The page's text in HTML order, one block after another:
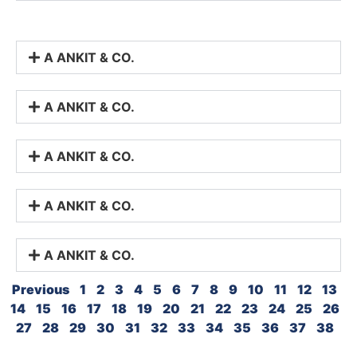
A ANKIT & CO.
A ANKIT & CO.
A ANKIT & CO.
A ANKIT & CO.
A ANKIT & CO.
Previous 1 2 3 4 5 6 7 8 9 10 11 12
13
14
15 16 17 18 19 20 21 22 23 24 25
26
27
28 29 30 31 32 33 34 35 36 37
38